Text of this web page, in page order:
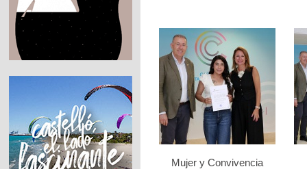
Mujer y Convivencia